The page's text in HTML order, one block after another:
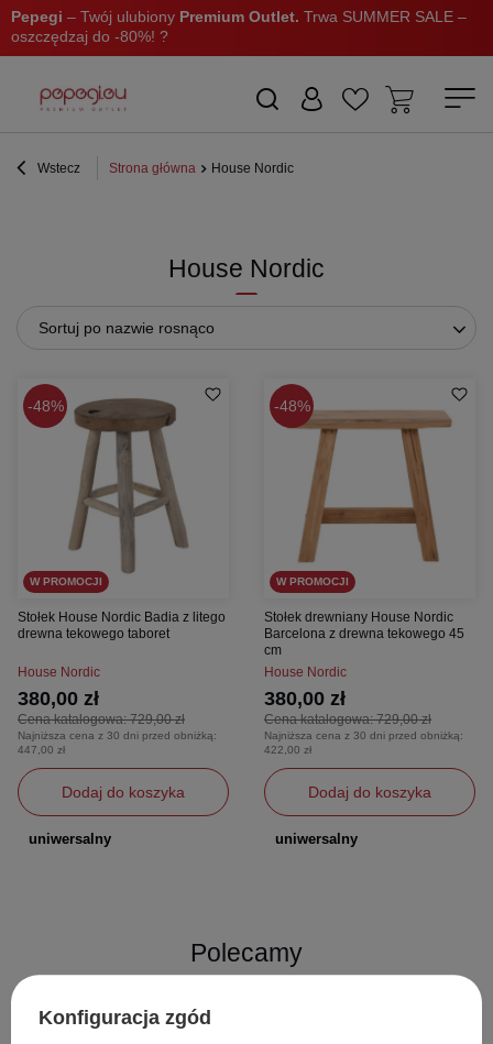
Pepegi – Twój ulubiony Premium Outlet. Trwa SUMMER SALE –
oszczędzaj do -80%! ?
Wstecz Strona główna House Nordic
House Nordic
Sortuj po nazwie rosnąco
48%
W PROMOCJI
Stołek House Nordic Badia z litego
drewna tekowego taboret
House Nordic
Cena katalogowa:729,00 zł
380,00 zł
Najniższa cena z 30 dni przed obniżką:
447,00 zł
Dodaj do koszyka
uniwersalny
48%
W PROMOCJI
Stołek drewniany House Nordic
Barcelona z drewna tekowego 45
cm
House Nordic
Cena katalogowa:729,00 zł
380,00 zł
Najniższa cena z 30 dni przed obniżką:
422,00 zł
Dodaj do koszyka
uniwersalny
Polecamy
63%
Konfiguracja zgód